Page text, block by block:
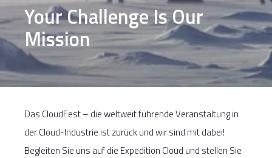
Your Challenge Is Our
Mission
Das CloudFest – die weltweit führende Veranstaltung in
der Cloud-Industrie ist zurück und wir sind mit dabei!
Begleiten Sie uns auf die Expedition Cloud und stellen Sie